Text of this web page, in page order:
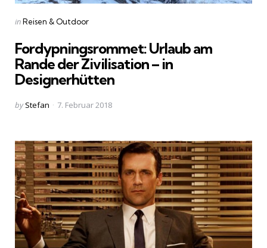
Categories
Posted
inReisen & Outdoor
Fordypningsrommet: Urlaub am
Rande der Zivilisation – in
Designerhütten
Posted
by Stefan 7. Februar 2018